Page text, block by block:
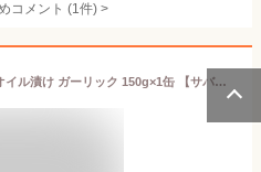
コメント (1件) >
TOMINAGA さば オリーブオイル漬け ガーリック 150g×1缶 【サバ缶 鯖缶 缶詰 国産】